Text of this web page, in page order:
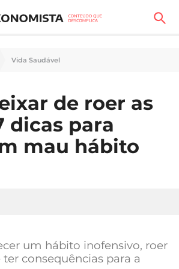
Pessoais
Vida Saudável
de roer as
dicas para
mau hábito
um hábito inofensivo, roer
consequências para a